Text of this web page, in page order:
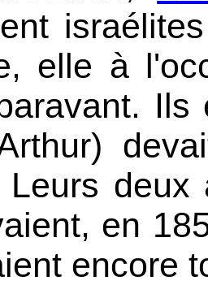
elle à
Ils
deux
en
encore